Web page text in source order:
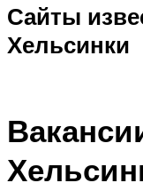
Сайты
Хельсинки